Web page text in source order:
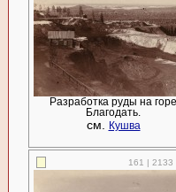
Разработка руды на горе
Благодать.
см. Кушва
161 |